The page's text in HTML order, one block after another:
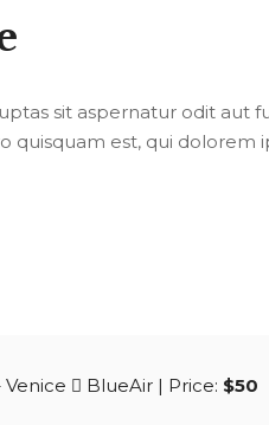
sit aspernatur odit aut
est, qui dolorem
Venice BlueAir | Price: $50